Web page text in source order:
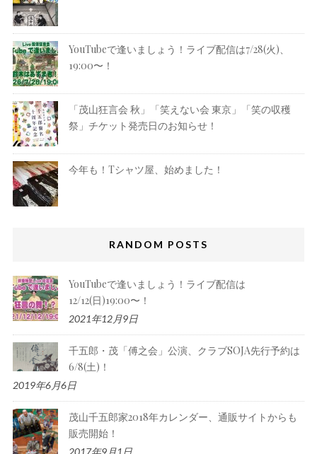
YouTubeで逢いましょう！ライブ配信は7/28(火)、
19:00〜！
「茂山狂言会 秋」「笑えない会 東京」「笑の収穫
祭」チケット発売日のお知らせ！
今年も！Tシャツ屋、始めました！
RANDOM POSTS
YouTubeで逢いましょう！ライブ配信は
12/12(日)19:00〜！
2021年12月9日
千五郎・茂「傅之会」公演、クラブSOJA先行予約は
6/8(土)！
2019年6月6日
茂山千五郎家2018年カレンダー、通販サイトからも
販売開始！
2017年9月1日